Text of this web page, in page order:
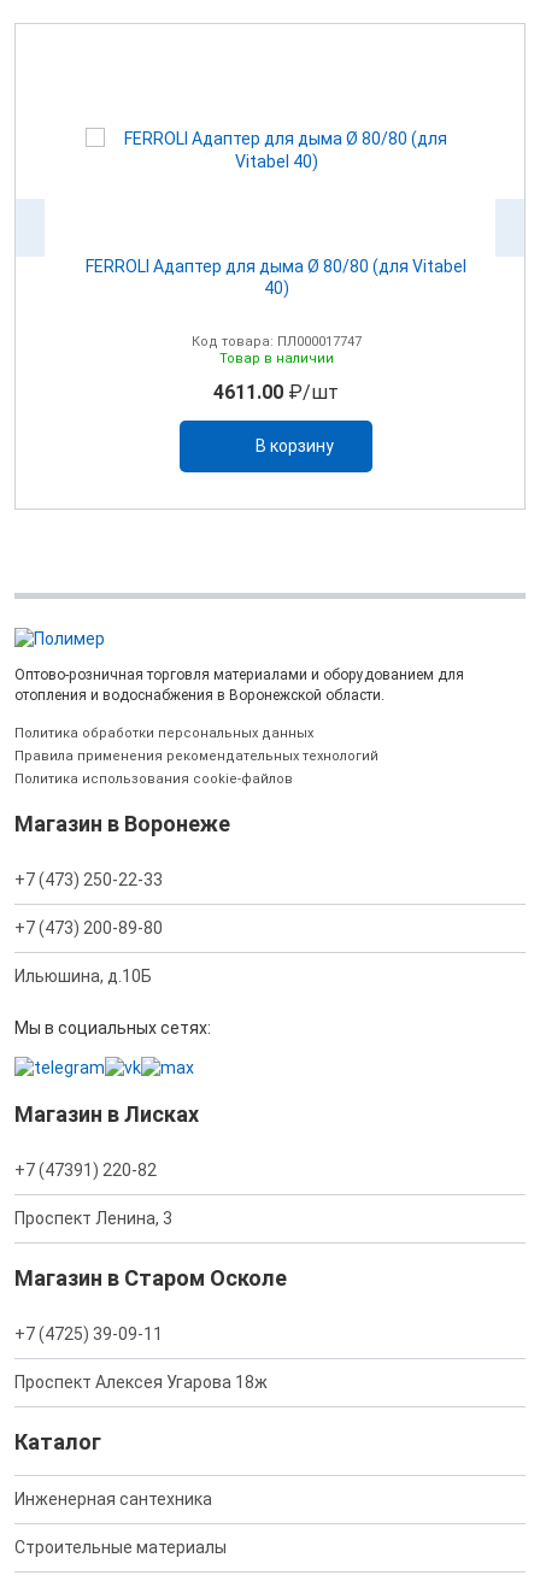
FERROLI Адаптер для дыма Ø 80/80 (для Vitabel
40)
Код товара: ПЛ000017747
Товар в наличии
4611.00 ₽/шт
В корзину
Оптово-розничная торговля материалами и оборудованием для
отопления и водоснабжения в Воронежской области.
Политика обработки персональных данных
Правила применения рекомендательных технологий
Политика использования cookie-файлов
Магазин в Воронеже
+7 (473) 250-22-33
+7 (473) 200-89-80
Ильюшина, д.10Б
Мы в социальных сетях:
Магазин в Лисках
+7 (47391) 220-82
Проспект Ленина, 3
Магазин в Старом Осколе
+7 (4725) 39-09-11
Проспект Алексея Угарова 18ж
Каталог
Инженерная сантехника
Строительные материалы